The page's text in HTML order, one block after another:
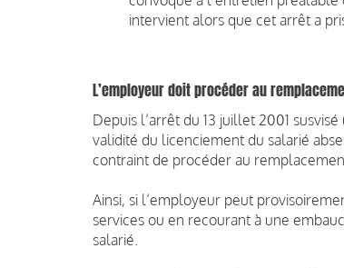
intervient alors que cet arrêt a
L’employeur doit procéder au
Depuis l’arrêt du 13 juillet 2001
validité du licenciement du salarié
contraint de procéder au
Ainsi, si l’employeur peut
services ou en recourant à une
salarié.